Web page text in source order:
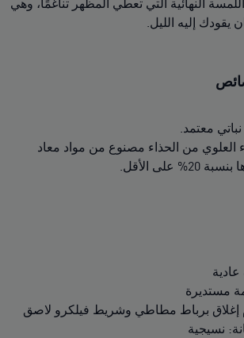
النهائية التي تعطي المظهر تناغمًا، وهي
يقودك إليه الليل.
معتمد.
العلوي من الحذاء مصنوع من مواد معاد
20% على الأقل.
مستديرة
إغلاق برباط مطاطي وشريط فيلكرو لاصق
نسيجية